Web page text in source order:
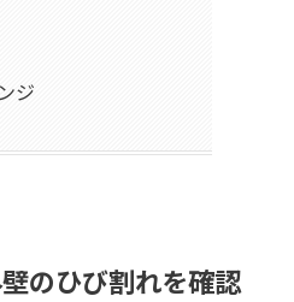
ジ
のひび割れを確認